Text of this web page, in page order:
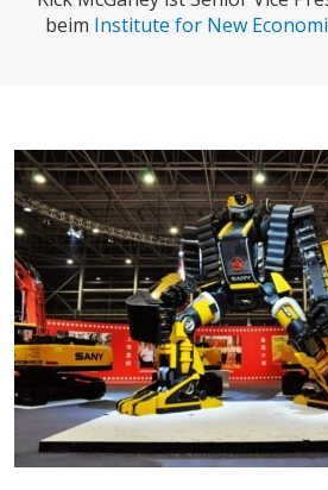
SUCHE
ECONOMISTS
beim Institute for New